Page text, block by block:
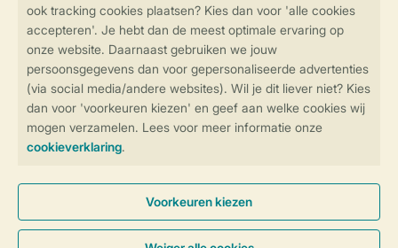
Controle over jouw gegevens &
Instellingen wijzigen
Veilig en snel online boeken
Veilige gegevensoverdracht
Veilige betaling